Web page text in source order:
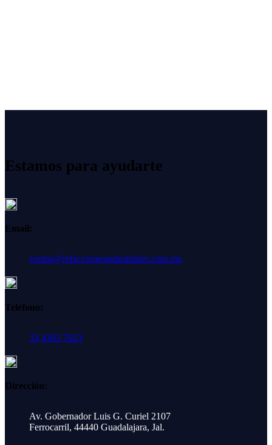
Estamos para ayudarte
Email:
ventas@refaccionesindustriales.com.mx
Teléfono:
33 4363 7623
Dirección:
Av. Gobernador Luis G. Curiel 2107
Ferrocarril, 44440 Guadalajara, Jal.